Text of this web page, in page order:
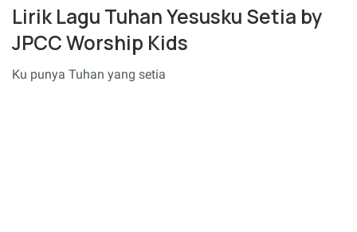
Lirik Lagu Tuhan Yesusku Setia by
JPCC Worship Kids
Ku punya Tuhan yang setia